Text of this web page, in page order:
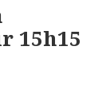
15h15